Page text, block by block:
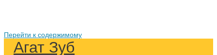
Перейти к содержимому
Агат Зуб